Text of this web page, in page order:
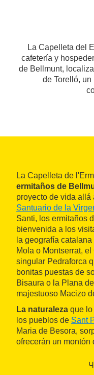
La Capelleta del
cafetería y
de Bellmunt,
de Torelló,
La Capelleta de
ermitaños de
proyecto de vida allá
Santuario de la
Santi, los ermitaños
bienvenida a los
la geografía
Mola o Montserrat,
singular Pedraforca
bonitas puestas de
Bisaura o la Plana
majestuoso Macizo
La naturaleza que
los pueblos de Sant
Maria de Besora,
ofrecerán un
cultura, un entorno